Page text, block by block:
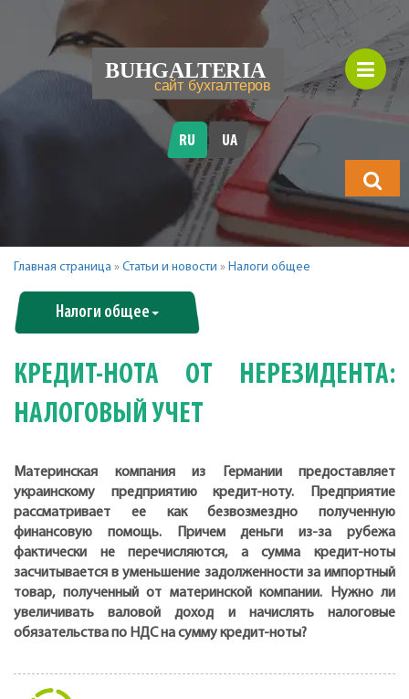
будете
искать?
RU UA
Главная страница » Статьи и новости » Налоги общее
Налоги общее
КРЕДИТ-НОТА ОТ НЕРЕЗИДЕНТА:
НАЛОГОВЫЙ УЧЕТ
Материнская компания из Германии предоставляет
украинскому предприятию кредит-ноту. Предприятие
рассматривает ее как безвозмездно полученную
финансовую помощь. Причем деньги из-за рубежа
фактически не перечисляются, а сумма кредит-ноты
засчитывается в уменьшение задолженности за импортный
товар, полученный от материнской компании. Нужно ли
увеличивать валовой доход и начислять налоговые
обязательства по НДС на сумму кредит-ноты?